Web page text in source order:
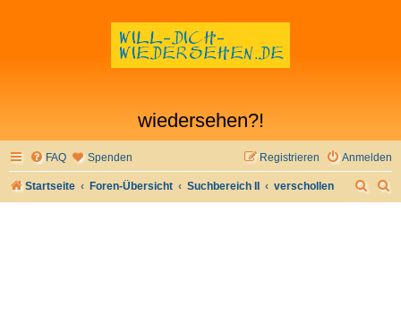
wiedersehen?!
FAQ Spenden Anmelden
Registrieren
Startseite Foren-Übersicht Suchbereich II verschollen